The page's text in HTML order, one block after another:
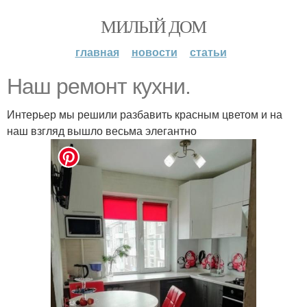
МИЛЫЙ ДОМ
главная новости статьи
Наш ремонт кухни.
Интерьер мы решили разбавить красным цветом и на
наш взгляд вышло весьма элегантно